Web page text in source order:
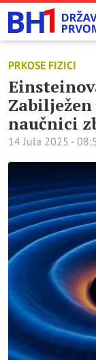
PRKOSE FIZICI
naučnici
14 Jula 2025 -